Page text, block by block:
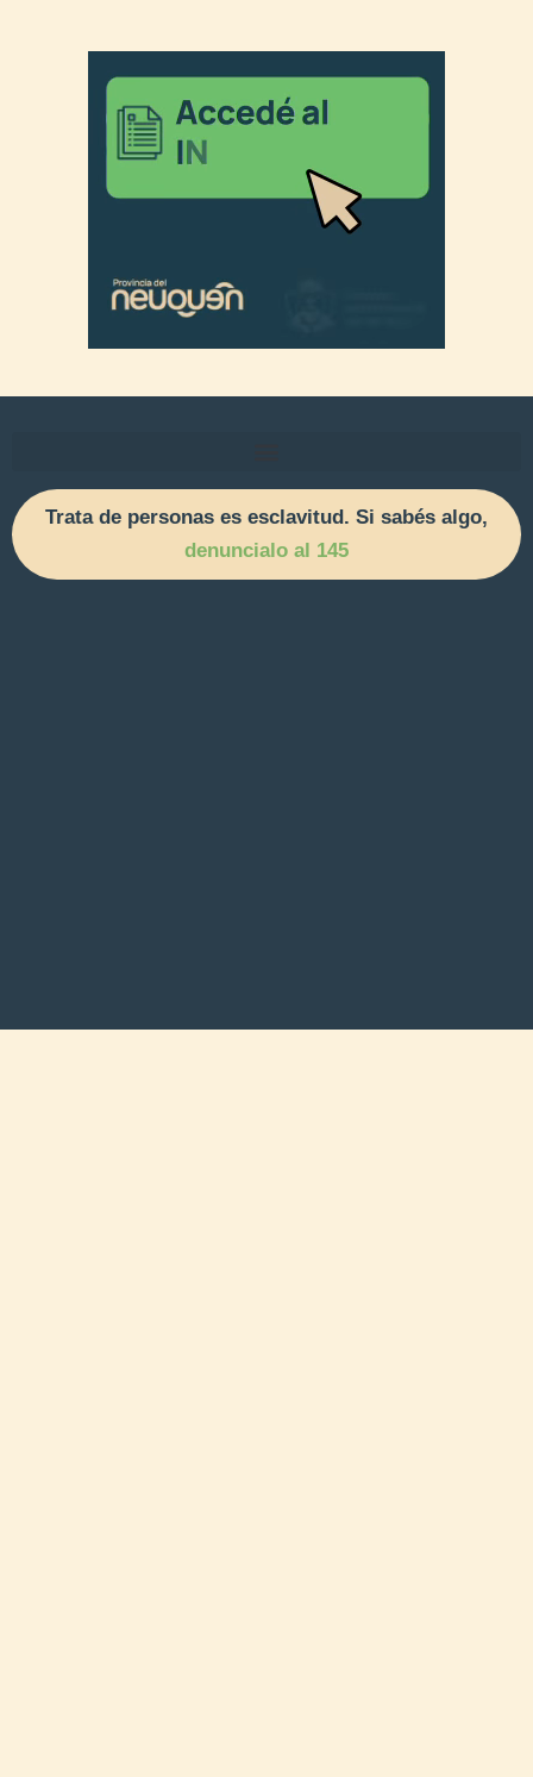
Trata de personas es esclavitud. Si sabés algo,
denuncialo al 145